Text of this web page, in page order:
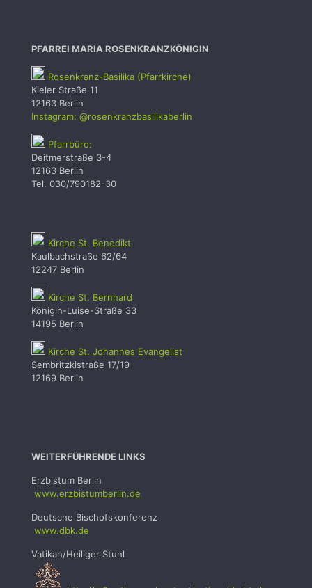
PFARREI MARIA ROSENKRANZKÖNIGIN
Rosenkranz-Basilika (Pfarrkirche)
Kieler Straße 11
12163 Berlin
Instagram: @rosenkranzbasilikaberlin
Pfarrbüro:
Deitmerstraße 3-4
12163 Berlin
Tel. 030/790182-30
Kirche St. Benedikt
Kaulbachstraße 62/64
12247 Berlin
Kirche St. Bernhard
Königin-Luise-Straße 33
14195 Berlin
Kirche St. Johannes Evangelist
Sembritzkistraße 17/19
12169 Berlin
WEITERFÜHRENDE LINKS
Erzbistum Berlin
www.erzbistumberlin.de
Deutsche Bischofskonferenz
www.dbk.de
Vatikan/Heiliger Stuhl